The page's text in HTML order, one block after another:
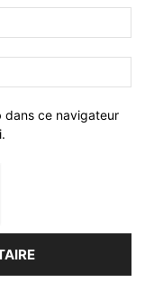
dans ce navigateur